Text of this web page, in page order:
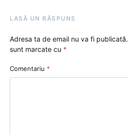
LASĂ UN RĂSPUNS
Adresa ta de email nu va fi publicată.
sunt marcate cu *
Comentariu *